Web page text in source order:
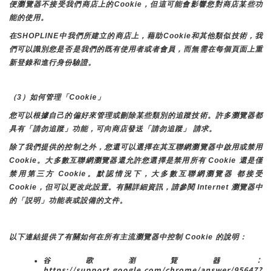
便瀏覽器不接受我們商店上的Cookie，但這可能會影響您對商店某些功
能的使用。
在SHOPLINE中我們所建立的商店上，藉助Cookie和其他類似技術，我
們可以識別您是否是我們的既有使用者或者會員，而無需在每個頁面上重
新登錄和進行身份驗證。
（3）如何管理「Cookie」
您可以根據自己的偏好來管理或刪除某些類別的追蹤技術。許多瀏覽器都
具有「請勿追蹤」功能，可向商店發送「請勿追蹤」 請求。
除了我們提供的控制之外，您還可以選擇在其互聯網瀏覽器中啟用或禁用
Cookie。大多數互聯網瀏覽器還允許您選擇是禁用所有 Cookie 還是僅
禁用第三方 Cookie。默認情況下，大多數互聯網瀏覽器 都接受
Cookie，但可以更改此設置。有關詳細資訊，請參閱 Internet 瀏覽器中
的「説明」功能表或設備的文件。
以下連結提供了有關如何在所有主流瀏覽器中控制 Cookie 的說明：
谷歌瀏覽器：